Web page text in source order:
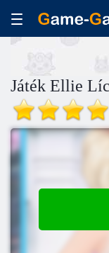
Játék Ellie